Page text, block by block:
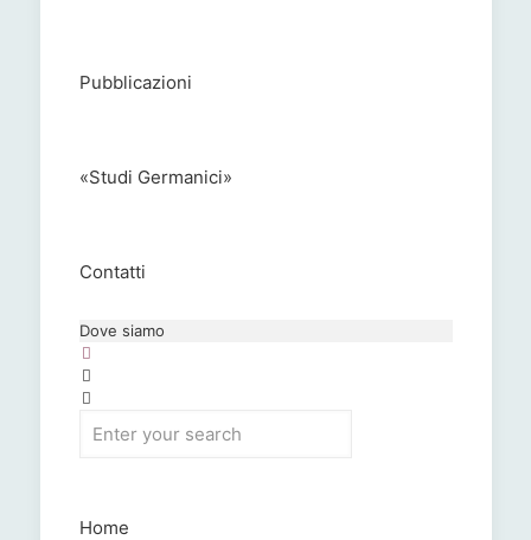
Pubblicazioni
«Studi Germanici»
Contatti
Dove siamo
Home